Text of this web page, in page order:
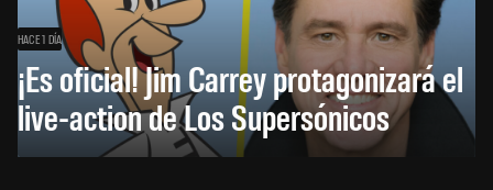
HACE 1 DÍA
¡Es oficial! Jim Carrey protagonizará el
live-action de Los Supersónicos